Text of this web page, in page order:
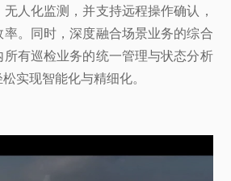
人化监测，并支持远程操作确认，
。同时，深度融合场景业务的综合
有巡检业务的统一管理与状态分析
实现智能化与精细化。